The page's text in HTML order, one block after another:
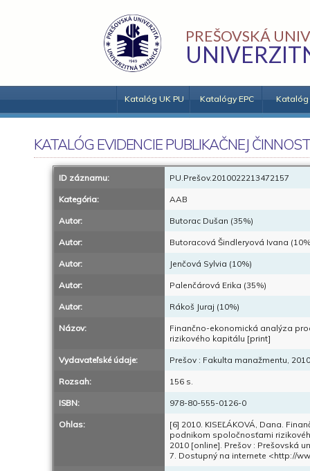
PREŠOVSKÁ
Katalóg UK PU Katalógy EPC Katalóg
KATALÓG EVIDENCIE PUBLIKAČNEJ
ID záznamu: PU.Prešov.2010022213472157
Kategória: AAB
Autor: Butorac Dušan (35%)
Autor: Butoracová Šindleryová Ivana
Autor: Jenčová Sylvia (10%)
Autor: Palenčárová Erika (35%)
Autor: Rákoš Juraj (10%)
Názov:
Finančno-ekonomická analýza
rizikového kapitálu [print]
Vydavateľské údaje: Prešov : Fakulta manažmentu, 2010
Rozsah: 156 s.
ISBN: 978-80-555-0126-0
Ohlas:
[6] 2010. KISEĽÁKOVÁ, Dana.
podnikom spoločnosťami
2010 [online]. Prešov : Prešovská
7. Dostupný na internete <http://